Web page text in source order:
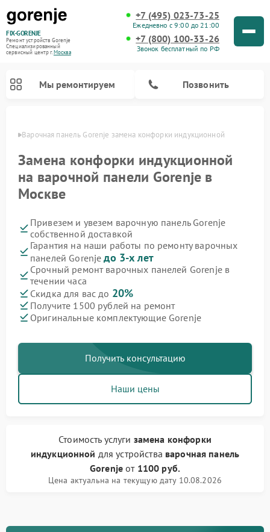
FIX-GORENJE
Ремонт устройств Gorenje
Специализированный
cервисный центр г.Москва
+7 (495) 023-73-25
Ежедневно с 9:00 до 21:00
+7 (800) 100-33-26
Звонок бесплатный по РФ
Мы ремонтируем Позвонить
Варочная панель Gorenje замена конфорки индукционной
Замена конфорки индукционной
на варочной панели Gorenje в
Москве
Привезем и увезем варочную панель Gorenje
собственной доставкой
Гарантия на наши работы по ремонту варочных
панелей Gorenjeдо 3-х лет
Срочный ремонт варочных панелей Gorenje в
течении часа
Скидка для вас до 20%
Получите 1500 рублей на ремонт
Оригинальные комплектующие Gorenje
Получить консультацию
Наши цены
Стоимость услуги замена конфорки
индукционной для устройства варочная панель
Gorenje от 1100 руб.
Цена актуальна на текущую дату 10.08.2026